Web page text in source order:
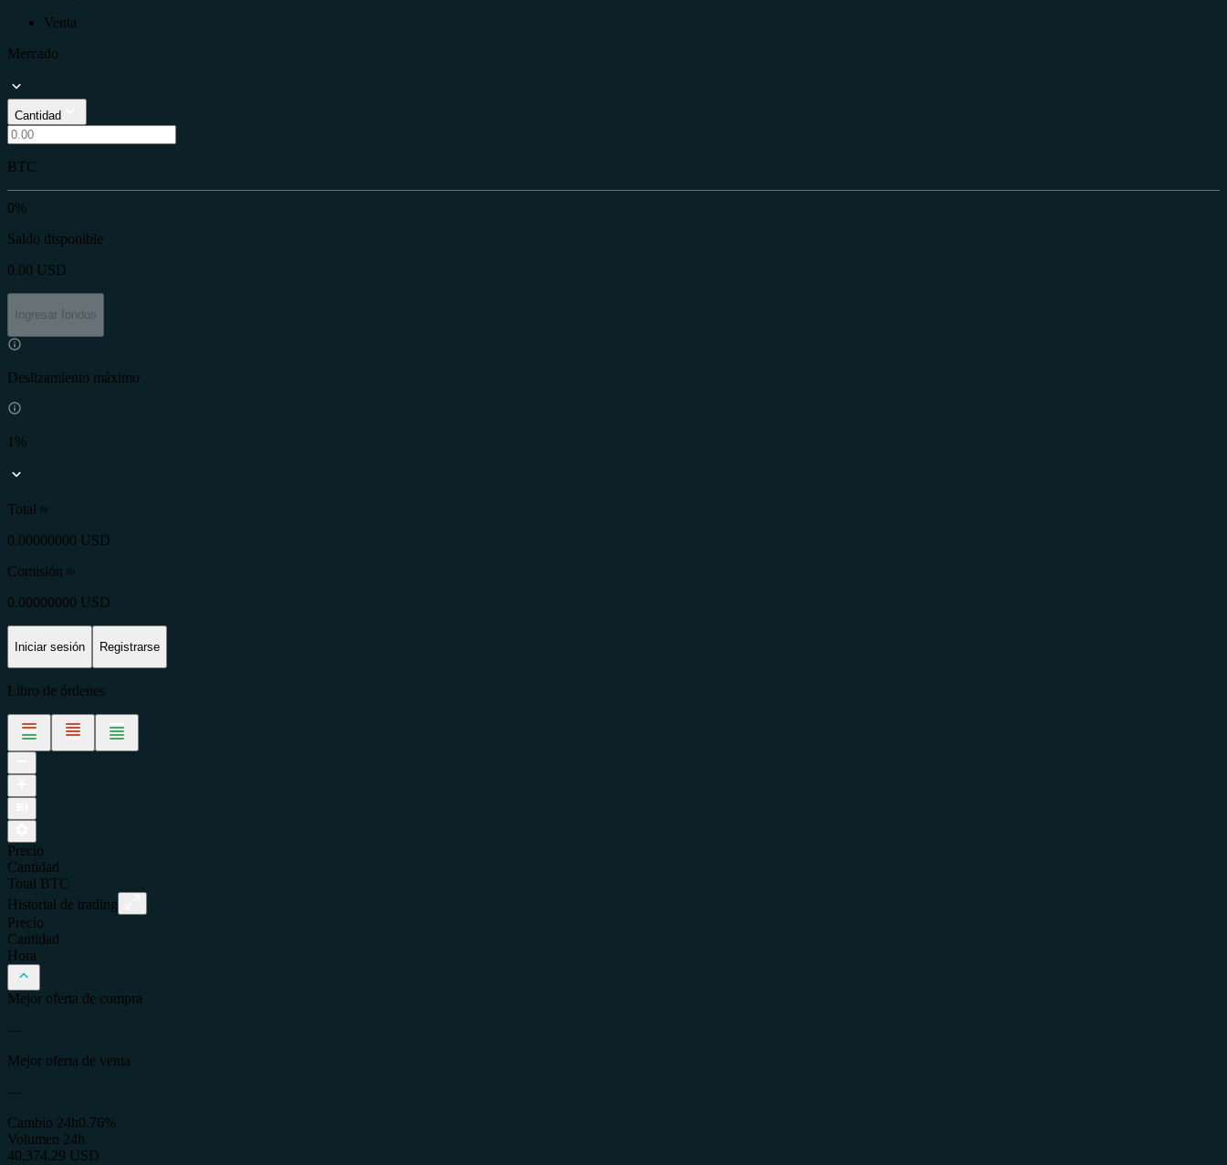
Venta
Mercado
Cantidad
BTC
0%
Saldo disponible
0.00 USD
Ingresar fondos
Deslizamiento máximo
1%
Total ≈
0.00000000 USD
Comisión ≈
0.00000000 USD
Iniciar sesión Registrarse
Libro de órdenes
Precio
Cantidad
Total
BTC
Historial de trading
Precio
Cantidad
Hora
Mejor oferta de compra
—
Mejor oferta de venta
—
Cambio 24h0.76%
Volumen 24h
40,374.29 USD